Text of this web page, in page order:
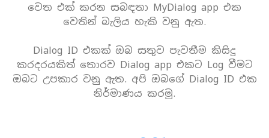
වෙත එක් කරන සබඳතා MyDialog app එක
වෙතින් බැලිය හැකි වනු ඇත.
Dialog ID එකක් ඔබ සතුව පැවතීම කිසිදු
කරදරයකිත් තොරව Dialog app එකට Log වීමට
ඔබට උපකාර වනු ඇත. අපි ඔබගේ Dialog ID එක
නිර්මාණය කරමු.